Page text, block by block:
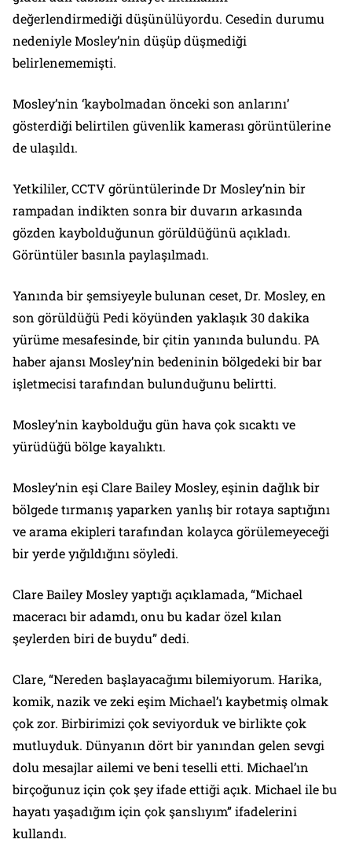
değerlendirmediği düşünülüyordu. Cesedin durumu
nedeniyle Mosley’nin düşüp düşmediği
belirlenememişti.
Mosley’nin ‘kaybolmadan önceki son anlarını’
gösterdiği belirtilen güvenlik kamerası görüntülerine
de ulaşıldı.
Yetkililer, CCTV görüntülerinde Dr Mosley’nin bir
rampadan indikten sonra bir duvarın arkasında
gözden kaybolduğunun görüldüğünü açıkladı.
Görüntüler basınla paylaşılmadı.
Yanında bir şemsiyeyle bulunan ceset, Dr. Mosley, en
son görüldüğü Pedi köyünden yaklaşık 30 dakika
yürüme mesafesinde, bir çitin yanında bulundu. PA
haber ajansı Mosley’nin bedeninin bölgedeki bir bar
işletmecisi tarafından bulunduğunu belirtti.
Mosley’nin kaybolduğu gün hava çok sıcaktı ve
yürüdüğü bölge kayalıktı.
Mosley’nin eşi Clare Bailey Mosley, eşinin dağlık bir
bölgede tırmanış yaparken yanlış bir rotaya saptığını
ve arama ekipleri tarafından kolayca görülemeyeceği
bir yerde yığıldığını söyledi.
Clare Bailey Mosley yaptığı açıklamada, “Michael
maceracı bir adamdı, onu bu kadar özel kılan
şeylerden biri de buydu” dedi.
Clare, “Nereden başlayacağımı bilemiyorum. Harika,
komik, nazik ve zeki eşim Michael’ı kaybetmiş olmak
çok zor. Birbirimizi çok seviyorduk ve birlikte çok
mutluyduk. Dünyanın dört bir yanından gelen sevgi
dolu mesajlar ailemi ve beni teselli etti. Michael’ın
birçoğunuz için çok şey ifade ettiği açık. Michael ile bu
hayatı yaşadığım için çok şanslıyım” ifadelerini
kullandı.